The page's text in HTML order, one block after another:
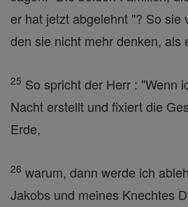
er hat jetzt abgelehnt "? So sie
den sie nicht mehr denken, als
25 So spricht der Herr : "Wenn
Nacht erstellt und fixiert die
Erde,
26 warum, dann werde ich
Jakobs und meines Knechtes